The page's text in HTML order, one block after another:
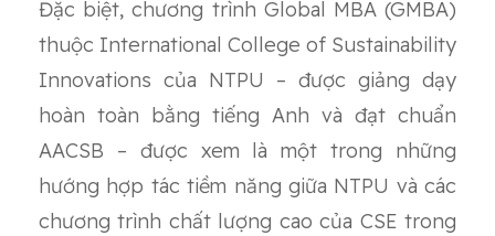
Đặc biệt, chương trình Global MBA (GMBA)
thuộc International College of Sustainability
Innovations của NTPU – được giảng dạy
hoàn toàn bằng tiếng Anh và đạt chuẩn
AACSB – được xem là một trong những
hướng hợp tác tiềm năng giữa NTPU và các
chương trình chất lượng cao của CSE trong